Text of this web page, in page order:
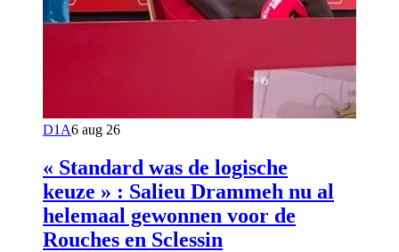
D1A6 aug 26
« Standard was de logische
keuze » : Salieu Drammeh nu al
helemaal gewonnen voor de
Rouches en Sclessin